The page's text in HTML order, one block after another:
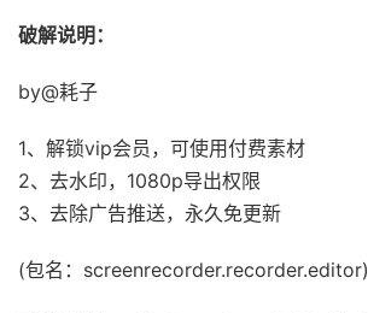
破解说明：
by@耗子
1、解锁vip会员，可使用付费素材
2、去水印，1080p导出权限
3、去除广告推送，永久免更新
(包名：screenrecorder.recorder.editor)